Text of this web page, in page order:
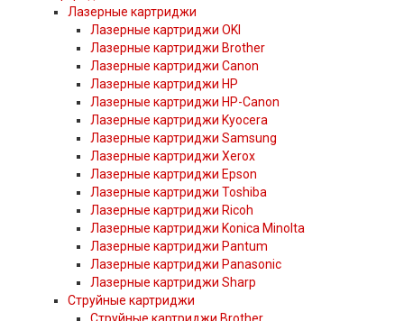
Лазерные картриджи
Лазерные картриджи OKI
Лазерные картриджи Brother
Лазерные картриджи Canon
Лазерные картриджи HP
Лазерные картриджи HP-Canon
Лазерные картриджи Kyocera
Лазерные картриджи Samsung
Лазерные картриджи Xerox
Лазерные картриджи Epson
Лазерные картриджи Toshiba
Лазерные картриджи Ricoh
Лазерные картриджи Konica Minolta
Лазерные картриджи Pantum
Лазерные картриджи Panasonic
Лазерные картриджи Sharp
Струйные картриджи